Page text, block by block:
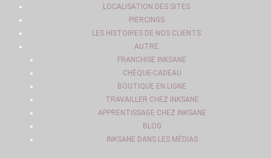
LOCALISATION DES SITES
PIERCINGS
LES HISTOIRES DE NOS CLIENTS
AUTRE
FRANCHISE INKSANE
CHÈQUE-CADEAU
BOUTIQUE EN LIGNE
TRAVAILLER CHEZ INKSANE
APPRENTISSAGE CHEZ INKSANE
BLOG
INKSANE DANS LES MÉDIAS